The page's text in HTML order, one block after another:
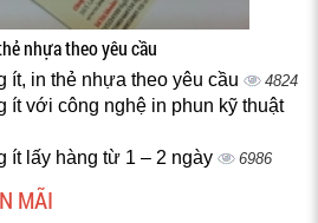
nhựa theo yêu cầu
ít, in thẻ nhựa theo yêu cầu 4824
ít với công nghệ in phun kỹ thuật
ít lấy hàng từ 1 – 2 ngày 6986
MÃI